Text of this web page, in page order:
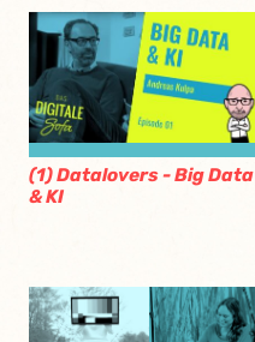
(1) Datalovers - Big Data
& KI